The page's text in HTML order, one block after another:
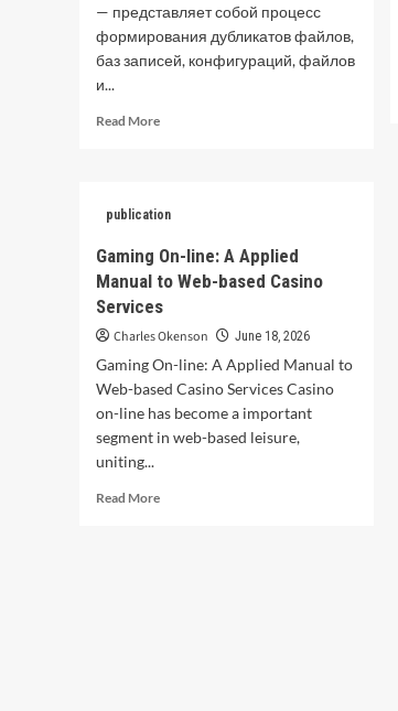
— представляет собой процесс
формирования дубликатов файлов,
баз записей, конфигураций, файлов
и...
Read MoreRead
страховочного
информации
publication
Gaming On-line: A Applied
Manual to Web-based Casino
Services
Charles Okenson June 18, 2026
Gaming On-line: A Applied Manual to
Web-based Casino Services Casino
on-line has become a important
segment in web-based leisure,
uniting...
Read MoreRead